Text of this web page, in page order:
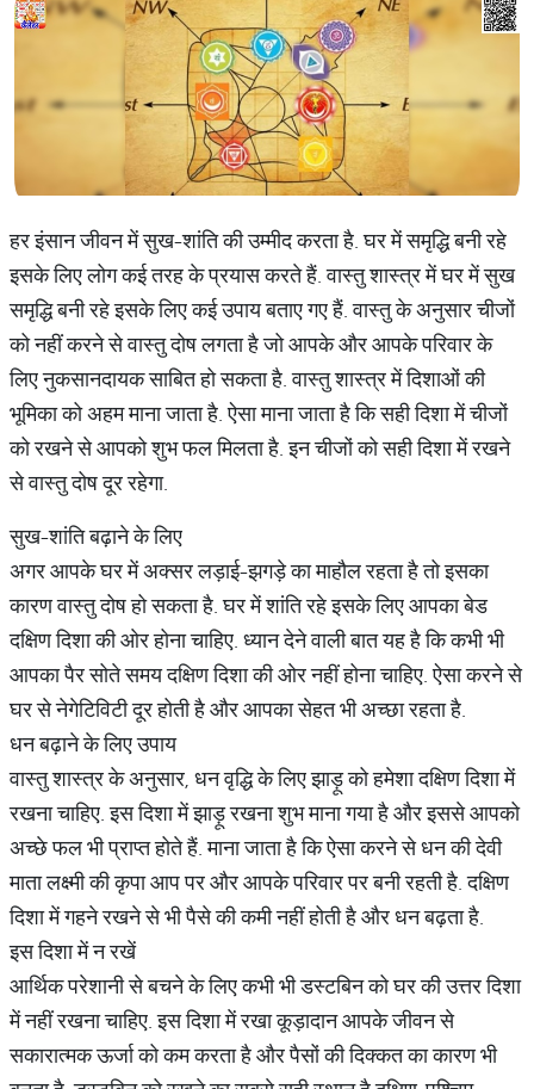
हर इंसान जीवन में सुख-शांति की उम्मीद करता है. घर में समृद्धि बनी रहे
इसके लिए लोग कई तरह के प्रयास करते हैं. वास्तु शास्त्र में घर में सुख
समृद्धि बनी रहे इसके लिए कई उपाय बताए गए हैं. वास्तु के अनुसार चीजों
को नहीं करने से वास्तु दोष लगता है जो आपके और आपके परिवार के
लिए नुकसानदायक साबित हो सकता है. वास्तु शास्त्र में दिशाओं की
भूमिका को अहम माना जाता है. ऐसा माना जाता है कि सही दिशा में चीजों
को रखने से आपको शुभ फल मिलता है. इन चीजों को सही दिशा में रखने
से वास्तु दोष दूर रहेगा.
सुख-शांति बढ़ाने के लिए
अगर आपके घर में अक्सर लड़ाई-झगड़े का माहौल रहता है तो इसका
कारण वास्तु दोष हो सकता है. घर में शांति रहे इसके लिए आपका बेड
दक्षिण दिशा की ओर होना चाहिए. ध्यान देने वाली बात यह है कि कभी भी
आपका पैर सोते समय दक्षिण दिशा की ओर नहीं होना चाहिए. ऐसा करने से
घर से नेगेटिविटी दूर होती है और आपका सेहत भी अच्छा रहता है.
धन बढ़ाने के लिए उपाय
वास्तु शास्त्र के अनुसार, धन वृद्धि के लिए झाड़ू को हमेशा दक्षिण दिशा में
रखना चाहिए. इस दिशा में झाड़ू रखना शुभ माना गया है और इससे आपको
अच्छे फल भी प्राप्त होते हैं. माना जाता है कि ऐसा करने से धन की देवी
माता लक्ष्मी की कृपा आप पर और आपके परिवार पर बनी रहती है. दक्षिण
दिशा में गहने रखने से भी पैसे की कमी नहीं होती है और धन बढ़ता है.
इस दिशा में न रखें
आर्थिक परेशानी से बचने के लिए कभी भी डस्टबिन को घर की उत्तर दिशा
में नहीं रखना चाहिए. इस दिशा में रखा कूड़ादान आपके जीवन से
सकारात्मक ऊर्जा को कम करता है और पैसों की दिक्कत का कारण भी